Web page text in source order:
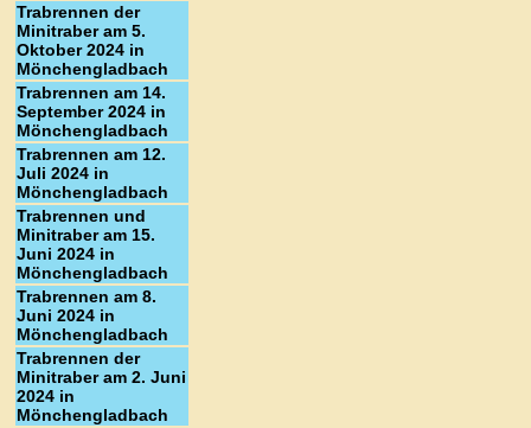
Trabrennen der
Minitraber am 5.
Oktober 2024 in
Mönchengladbach
Trabrennen am 14.
September 2024 in
Mönchengladbach
Trabrennen am 12.
Juli 2024 in
Mönchengladbach
Trabrennen und
Minitraber am 15.
Juni 2024 in
Mönchengladbach
Trabrennen am 8.
Juni 2024 in
Mönchengladbach
Trabrennen der
Minitraber am 2. Juni
2024 in
Mönchengladbach